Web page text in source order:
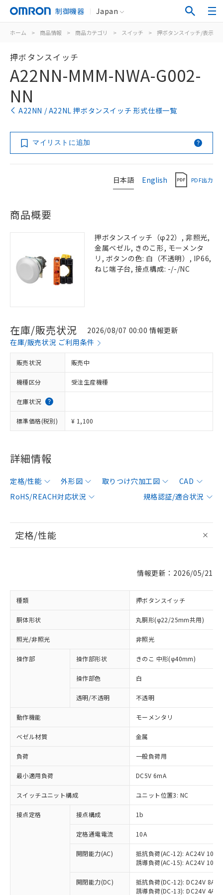
制御機器 Japan
ホーム > 商品情報 > 商品カテゴリ > スイッチ > 押ボタンスイッチ/表示灯
押ボタンスイッチ
A22NN-MMM-NWA-G002-
NN
A22NN / A22NL 押ボタンスイッチ 形式仕様一覧
マイリストに追加
日本語 English PDF出力
商品概要
押ボタンスイッチ（φ22）, 非照光,
金属ベゼル, きのこ形, モーメンタ
リ, ボタンの色: 白（不透明）, IP66,
ねじ端子台, 接点構成: -/-/NC
在庫/販売状況
2026/08/07 00:00 情報更新
在庫/販売状況 ご利用条件
販売状況 販売中
機種区分 受注生産機種
在庫状況
標準価格(税別) ¥ 1,100
詳細情報
定格/性能 外形図 取りつけ穴加工図
CAD
RoHS/REACH対応状況
規格認証/適合状況
定格/性能
情報更新：2026/05/21
種類 押ボタンスイッチ
胴体形状 丸胴形(φ22/25mm共用)
照光/非照光 非照光
操作部 操作部形状 きのこ 中形(φ40mm)
操作部色 白
透明/不透明 不透明
動作機能 モーメンタリ
ベゼル材質 金属
負荷 一般負荷用
最小適用負荷 DC5V 6mA
スイッチユニット構成 ユニット位置3: NC
接点定格 接点構成 1b
定格通電電流 10A
開閉能力(AC)
抵抗負荷(AC-12): AC24V 10A/
誘導負荷(AC-15): AC24V
開閉能力(DC)
抵抗負荷(DC-12): DC24V 8A/
誘導負荷(DC-13): DC24V 4A/
ご利用条件
対応済み：EU RoHS指令（10物質）の
非含有に対応した製品が提供可能な商品で
対応予定：EU RoHS指令（10物質）の非含
有に対応した製品に切り替える予定のある